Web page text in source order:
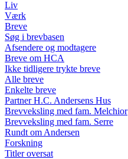
Liv
Værk
Breve
Søg i brevbasen
Afsendere og modtagere
Breve om HCA
Ikke tidligere trykte breve
Alle breve
Enkelte breve
Partner H.C. Andersens Hus
Brevveksling med fam. Melchior
Brevveksling med fam. Serre
Rundt om Andersen
Forskning
Titler oversat